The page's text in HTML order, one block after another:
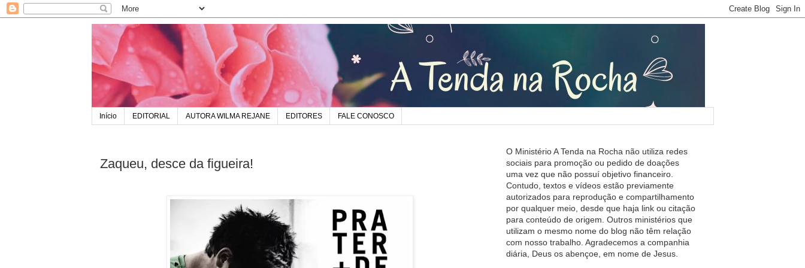
Início EDITORIAL AUTORA WILMA REJANE EDITORES FALE CONOSCO
Zaqueu, desce da figueira!
O Ministério A Tenda na Rocha não utiliza redes
sociais para promoção ou pedido de doações
uma vez que não possuí objetivo financeiro.
Contudo, textos e vídeos estão previamente
autorizados para reprodução e compartilhamento
por qualquer meio, desde que haja link ou citação
para conteúdo de origem. Outros ministérios que
utilizam o mesmo nome do blog não têm relação
com nosso trabalho. Agradecemos a companhia
diária, Deus os abençoe, em nome de Jesus.